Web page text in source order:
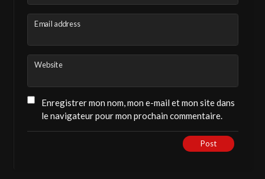
Email address
Website
Enregistrer mon nom, mon e-mail et mon site dans
le navigateur pour mon prochain commentaire.
Post